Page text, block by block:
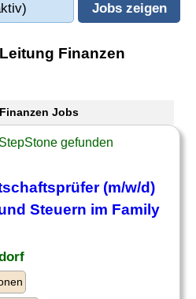
Finanzen
Jobs
gefunden
(m/w/d)
Steuern im Family